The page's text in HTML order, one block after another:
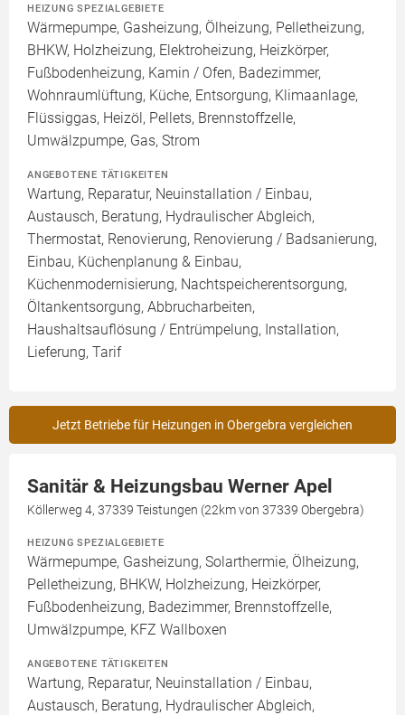
HEIZUNG SPEZIALGEBIETE
Wärmepumpe, Gasheizung, Ölheizung, Pelletheizung,
BHKW, Holzheizung, Elektroheizung, Heizkörper,
Fußbodenheizung, Kamin / Ofen, Badezimmer,
Wohnraumlüftung, Küche, Entsorgung, Klimaanlage,
Flüssiggas, Heizöl, Pellets, Brennstoffzelle,
Umwälzpumpe, Gas, Strom
ANGEBOTENE TÄTIGKEITEN
Wartung, Reparatur, Neuinstallation / Einbau,
Austausch, Beratung, Hydraulischer Abgleich,
Thermostat, Renovierung, Renovierung / Badsanierung,
Einbau, Küchenplanung & Einbau,
Küchenmodernisierung, Nachtspeicherentsorgung,
Öltankentsorgung, Abbrucharbeiten,
Haushaltsauflösung / Entrümpelung, Installation,
Lieferung, Tarif
Jetzt Betriebe für Heizungen in Obergebra vergleichen
Sanitär & Heizungsbau Werner Apel
Köllerweg 4, 37339 Teistungen (22km von 37339 Obergebra)
HEIZUNG SPEZIALGEBIETE
Wärmepumpe, Gasheizung, Solarthermie, Ölheizung,
Pelletheizung, BHKW, Holzheizung, Heizkörper,
Fußbodenheizung, Badezimmer, Brennstoffzelle,
Umwälzpumpe, KFZ Wallboxen
ANGEBOTENE TÄTIGKEITEN
Wartung, Reparatur, Neuinstallation / Einbau,
Austausch, Beratung, Hydraulischer Abgleich,